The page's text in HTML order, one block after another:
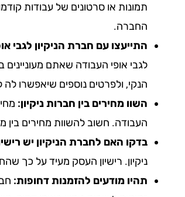
תמונות או סרטונים של עבודות
החברה.
התייעצו עם חברת הניקיון לגבי
לגבי אופי העבודה שאתם
הנקי, ולפרטים נוספים שיאפשרו
השוו מחירים בין חברות ניקיון:
העבודה. חשוב להשוות מחירים
בדקו האם לחברת הניקיון יש
ניקיון. רישיון העסק מעיד על כך
תהיו מודעים להזמנות דחופות: